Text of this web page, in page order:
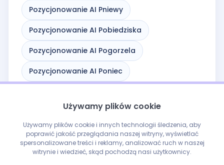
Używamy plików cookie
Używamy plików cookie i innych technologii śledzenia, aby
poprawić jakość przeglądania naszej witryny, wyświetlać
spersonalizowane treści i reklamy, analizować ruch w naszej
witrynie i wiedzieć, skąd pochodzą nasi użytkownicy.
Pozycjonowanie AI Pniewy
Pozycjonowanie AI Pobiedziska
Pozycjonowanie AI Pogorzela
Pozycjonowanie AI Poniec
Pozycjonowanie AI Przedecz
Pozycjonowanie AI Puszczykowo
Pozycjonowanie AI Pyzdry